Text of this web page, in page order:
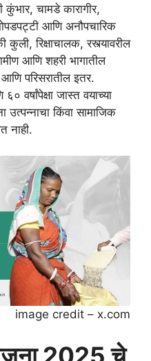
कुंभार, चामडे कारागीर,
आणि अनौपचारिक
कुली, रिक्षाचालक, रस्त्यावरील
आणि शहरी भागातील
आणि परिसरातील इतर.
वर्षांपेक्षा जास्त वयाच्या
किंवा सामाजिक
नाही.
image credit – x.com